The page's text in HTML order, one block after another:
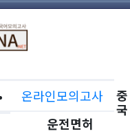
온라인모의고사
중
국
운전면허